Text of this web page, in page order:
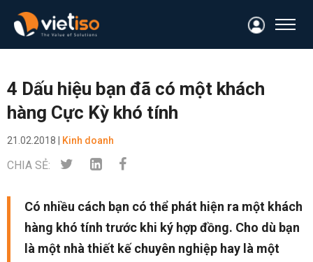
4 Dấu hiệu bạn đã có một khách
hàng Cực Kỳ khó tính
21.02.2018 | Kinh doanh
CHIA SẺ:
Có nhiều cách bạn có thể phát hiện ra một khách
hàng khó tính trước khi ký hợp đồng. Cho dù bạn
là một nhà thiết kế chuyên nghiệp hay là một